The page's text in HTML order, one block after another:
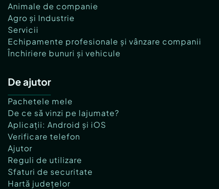
Animale de companie
Agro și Industrie
Servicii
Echipamente profesionale și vânzare companii
Închiriere bunuri și vehicule
De ajutor
Pachetele mele
De ce să vinzi pe lajumate?
Aplicații: Android și iOS
Verificare telefon
Ajutor
Reguli de utilizare
Sfaturi de securitate
Hartă județelor